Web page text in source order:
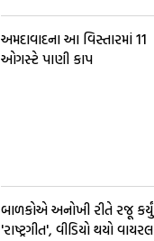
અમદાવાદના આ વિસ્તારમાં 11
ઓગસ્ટે પાણી કાપ
બાળકોએ અનોખી રીતે રજૂ કર્યું
'રાષ્ટ્રગીત', વીડિયો થયો વાયરલ